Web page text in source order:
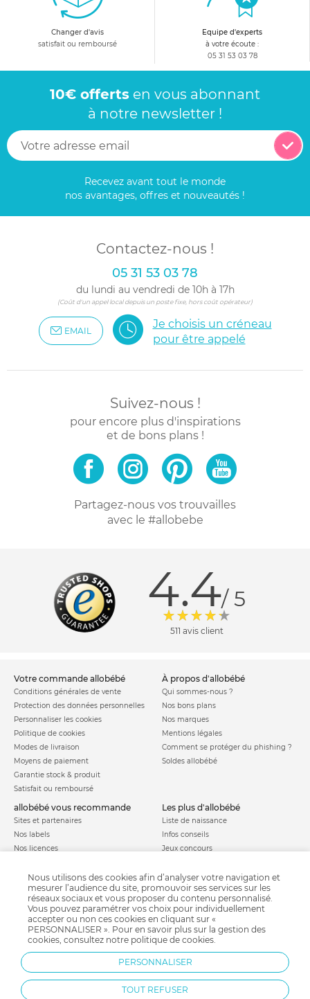
Changer d'avis
satisfait ou remboursé
Equipe d'experts
à votre écoute :
05 31 53 03 78
10€ offerts en vous abonnant
à notre newsletter !
Recevez avant tout le monde
nos avantages, offres et nouveautés !
Contactez-nous !
05 31 53 03 78
du lundi au vendredi de 10h à 17h
(Coût d'un appel local depuis un poste fixe, hors coût opérateur)
EMAIL
Je choisis un créneau
pour être appelé
Suivez-nous !
pour encore plus d'inspirations
et de bons plans !
Partagez-nous vos trouvailles
avec le #allobebe
4.4/ 5
511 avis client
votre commande allobébé
Conditions générales de vente
Protection des données personnelles
Personnaliser les cookies
Politique de cookies
Modes de livraison
Moyens de paiement
Garantie stock & produit
Satisfait ou remboursé
à propos d'allobébé
Qui sommes-nous ?
Nos bons plans
Nos marques
Mentions légales
Comment se protéger du phishing ?
Soldes allobébé
allobébé vous recommande
Sites et partenaires
Nos labels
Nos licences
les plus d'allobébé
Liste de naissance
Infos conseils
Jeux concours
Parrainage
Paiement sécurisé
Charte qualité
Nous utilisons des cookies afin d’analyser votre navigation et
mesurer l’audience du site, promouvoir ses services sur les
réseaux sociaux et vous proposer du contenu personnalisé.
Vous pouvez paramétrer vos choix pour individuellement
accepter ou non ces cookies en cliquant sur «
PERSONNALISER ». Pour en savoir plus sur la gestion des
cookies, consultez notre politique de cookies.
PERSONNALISER
TOUT REFUSER